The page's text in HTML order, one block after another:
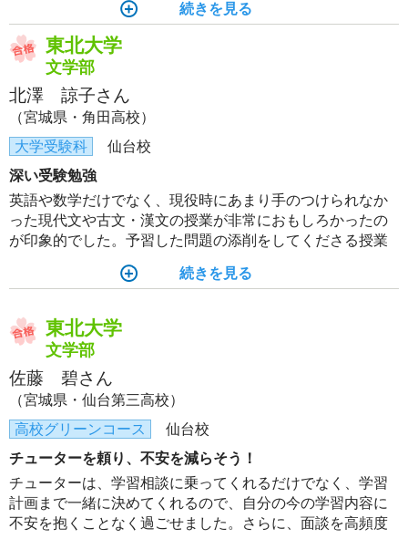
に東北大入試オープンは時間配分の感覚をつかむのにとて
も役立ち、本番では国語や英語を時間内に解ききれまし
た。
続きを見る
東北大学
文学部
北澤 諒子さん
（宮城県・角田高校）
大学受験科
仙台校
深い受験勉強
英語や数学だけでなく、現役時にあまり手のつけられなか
った現代文や古文・漢文の授業が非常におもしろかったの
が印象的でした。予習した問題の添削をしてくださる授業
業を通して、受験が終わった先も残っていく大切なことを
続きを見る
東北大学
文学部
佐藤 碧さん
（宮城県・仙台第三高校）
高校グリーンコース
仙台校
チューターを頼り、不安を減らそう！
チューターは、学習相談に乗ってくれるだけでなく、学習
計画まで一緒に決めてくれるので、自分の今の学習内容に
不安を抱くことなく過ごせました。さらに、面談を高頻度